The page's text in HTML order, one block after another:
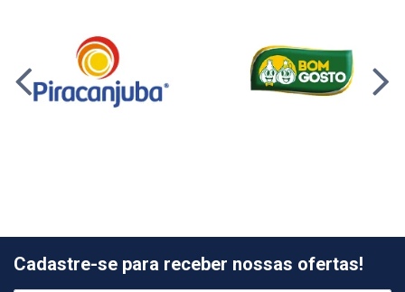
Cadastre-se para receber nossas ofertas!